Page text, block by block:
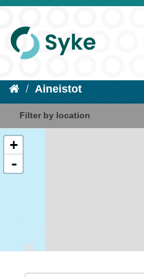
Aineistot
Filter by location
+
-